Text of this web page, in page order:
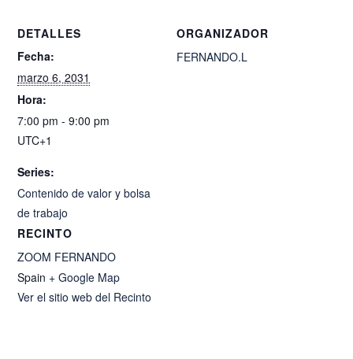
DETALLES
Fecha:
marzo 6, 2031
Hora:
7:00 pm - 9:00 pm
UTC+1
Series:
Contenido de valor y bolsa
de trabajo
RECINTO
ZOOM FERNANDO
Spain + Google Map
Ver el sitio web del Recinto
ORGANIZADOR
FERNANDO.L